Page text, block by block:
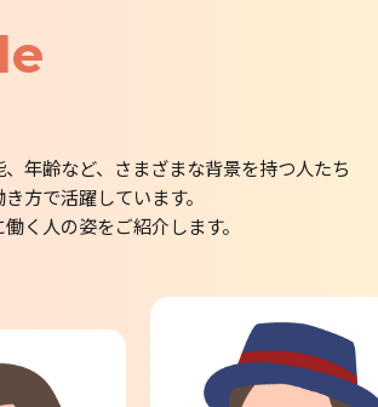
年齢など、さまざまな背景を持つ人たち
方で活躍しています。
く人の姿をご紹介します。